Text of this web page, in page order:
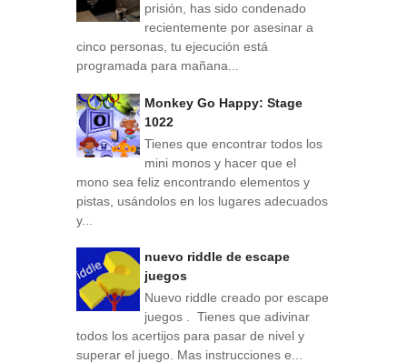
prisión, has sido condenado
recientemente por asesinar a
cinco personas, tu ejecución está
programada para mañana...
Monkey Go Happy: Stage
1022
Tienes que encontrar todos los
mini monos y hacer que el
mono sea feliz encontrando elementos y
pistas, usándolos en los lugares adecuados
y...
nuevo riddle de escape
juegos
Nuevo riddle creado por escape
juegos . Tienes que adivinar
todos los acertijos para pasar de nivel y
superar el juego. Mas instrucciones e...